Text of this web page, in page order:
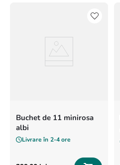
Buchet de 11 minirosa
albi
Livrare în 2-4 ore